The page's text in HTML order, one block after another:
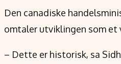
Den canadiske
omtaler utviklingen som et
– Dette er historisk, sa